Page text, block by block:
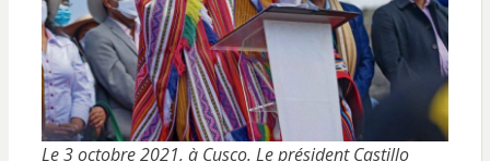
Le 3 octobre 2021, à Cusco. Le président Castillo